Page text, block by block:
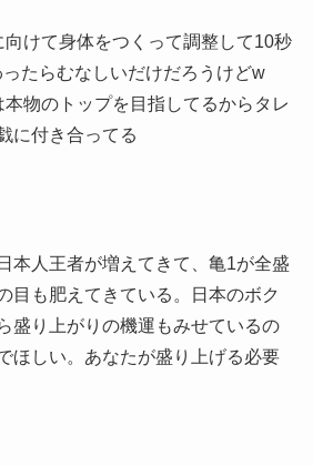
けて身体をつくって調整して10秒
たらむなしいだけだろうけどw
物のトップを目指してるからタレ
に付き合ってる
本人王者が増えてきて、亀1が全盛
目も肥えてきている。日本のボク
盛り上がりの機運もみせているの
ほしい。あなたが盛り上げる必要